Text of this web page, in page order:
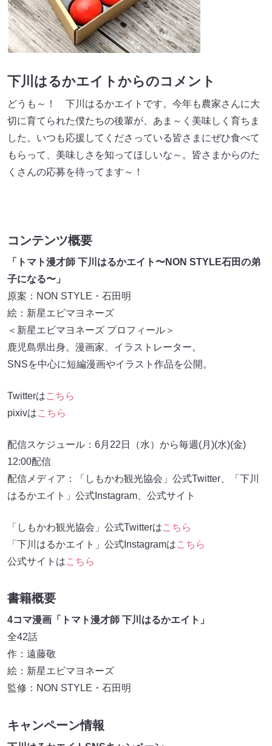
下川はるかエイトからのコメント
どうも～！ 下川はるかエイトです。今年も農家さんに大
切に育てられた僕たちの後輩が、あま～く美味しく育ちま
した。いつも応援してくださっている皆さまにぜひ食べて
もらって、美味しさを知ってほしいな～。皆さまからのた
くさんの応募を待ってます～！
コンテンツ概要
「トマト漫才師 下川はるかエイト〜NON STYLE石田の弟
子になる〜」
原案：NON STYLE・石田明
絵：新星エビマヨネーズ
＜新星エビマヨネーズ プロフィール＞
鹿児島県出身。漫画家、イラストレーター。
SNSを中心に短編漫画やイラスト作品を公開。
Twitterはこちら
pixivはこちら
配信スケジュール：6月22日（水）から毎週(月)(水)(金)
12:00配信
配信メディア：「しもかわ観光協会」公式Twitter、「下川
はるかエイト」公式Instagram、公式サイト
「しもかわ観光協会」公式Twitterはこちら
「下川はるかエイト」公式Instagramはこちら
公式サイトはこちら
書籍概要
4コマ漫画「トマト漫才師 下川はるかエイト」
全42話
作：遠藤敬
絵：新星エビマヨネーズ
監修：NON STYLE・石田明
キャンペーン情報